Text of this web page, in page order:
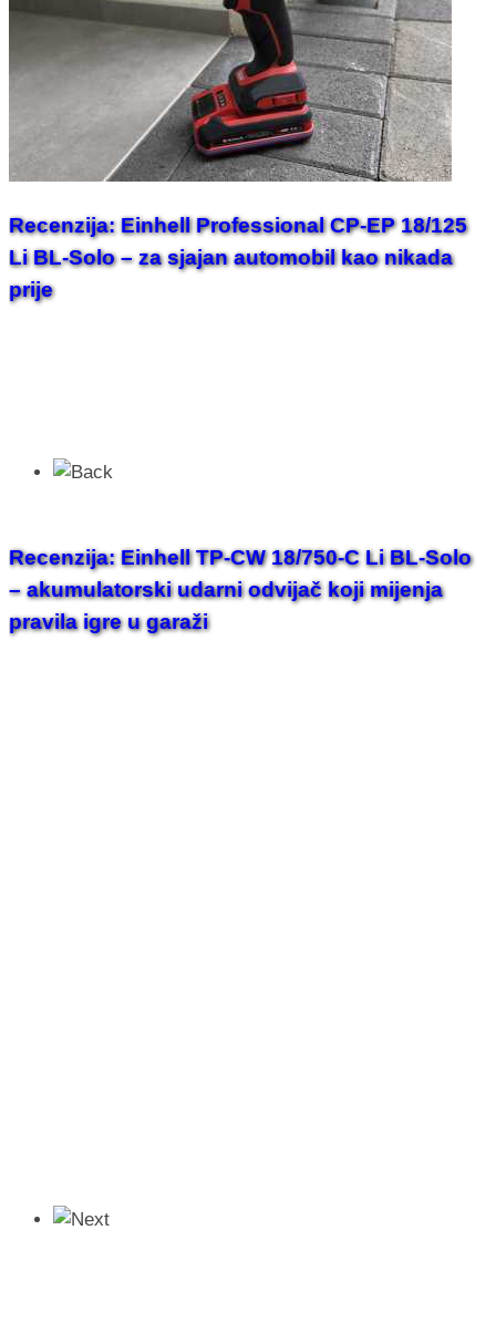
Recenzija: Einhell Professional CP-EP 18/125
Li BL-Solo – za sjajan automobil kao nikada
prije
Recenzija: Einhell TP-CW 18/750-C Li BL-Solo
– akumulatorski udarni odvijač koji mijenja
pravila igre u garaži